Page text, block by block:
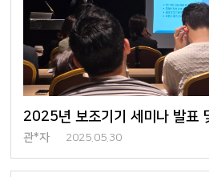
2025년 보조기기 세미나 발표
관*자 2025.05.30